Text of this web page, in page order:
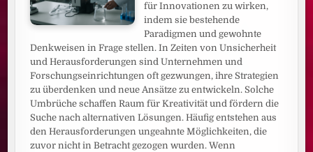
für Innovationen zu wirken,
indem sie bestehende
Paradigmen und gewohnte
Denkweisen in Frage stellen. In Zeiten von Unsicherheit
und Herausforderungen sind Unternehmen und
Forschungseinrichtungen oft gezwungen, ihre Strategien
zu überdenken und neue Ansätze zu entwickeln. Solche
Umbrüche schaffen Raum für Kreativität und fördern die
Suche nach alternativen Lösungen. Häufig entstehen aus
den Herausforderungen ungeahnte Möglichkeiten, die
zuvor nicht in Betracht gezogen wurden. Wenn